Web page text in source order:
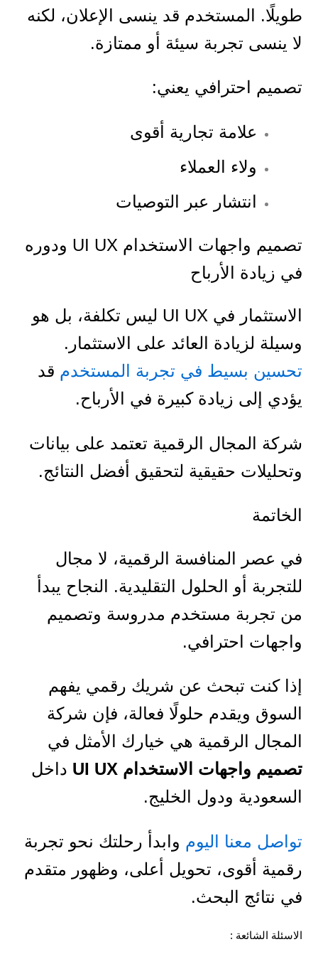
طويلًا. المستخدم قد ينسى الإعلان، لكنه
لا ينسى تجربة سيئة أو ممتازة.
تصميم احترافي يعني:
علامة تجارية أقوى
ولاء العملاء
انتشار عبر التوصيات
تصميم واجهات الاستخدام UI UX ودوره
في زيادة الأرباح
الاستثمار في UI UX ليس تكلفة، بل هو
وسيلة لزيادة العائد على الاستثمار.
تحسين بسيط في تجربة المستخدم قد
يؤدي إلى زيادة كبيرة في الأرباح.
شركة المجال الرقمية تعتمد على بيانات
وتحليلات حقيقية لتحقيق أفضل النتائج.
الخاتمة
في عصر المنافسة الرقمية، لا مجال
للتجربة أو الحلول التقليدية. النجاح يبدأ
من تجربة مستخدم مدروسة وتصميم
واجهات احترافي.
إذا كنت تبحث عن شريك رقمي يفهم
السوق ويقدم حلولًا فعالة، فإن شركة
المجال الرقمية هي خيارك الأمثل في
تصميم واجهات الاستخدام UI UX
داخل
السعودية ودول الخليج.
تواصل معنا اليوم وابدأ رحلتك نحو تجربة
رقمية أقوى، تحويل أعلى، وظهور متقدم
في نتائج البحث.
الاسئلة الشائعة :